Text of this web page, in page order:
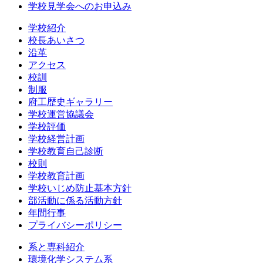
学校見学会へのお申込み
学校紹介
校長あいさつ
沿革
アクセス
校訓
制服
府工歴史ギャラリー
学校運営協議会
学校評価
学校経営計画
学校教育自己診断
校則
学校教育計画
学校いじめ防止基本方針
部活動に係る活動方針
年間行事
プライバシーポリシー
系と専科紹介
環境化学システム系